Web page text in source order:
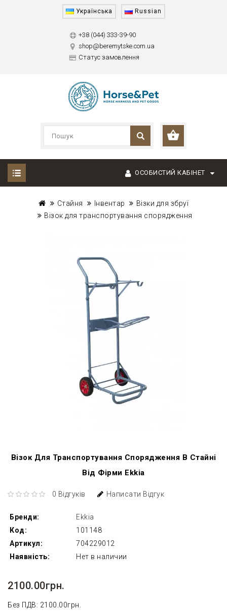
Українська Russian
+38 (044) 333-39-90
shop@beremytske.com.ua
Статус замовлення
ОСОБИСТИЙ КАБІНЕТ
Стайня Інвентар
Візки для збруї
Візок для транспортування спорядження
Візок Для Транспортування Спорядження В Стайні
Від Фірми Ekkia
0 Відгуків Написати Відгук
Бренди:
Ekkia
Код:
101148
Артикул:
704229012
Наявність:
Нет в наличии
2100.00грн.
Без ПДВ: 2100.00грн.